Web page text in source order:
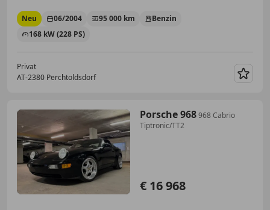
Neu 06/2004 95 000 km
Benzin
168 kW (228 PS)
Privat
AT-2380 Perchtoldsdorf
Porsche 968968 Cabrio
Tiptronic/TT2
€ 16 968